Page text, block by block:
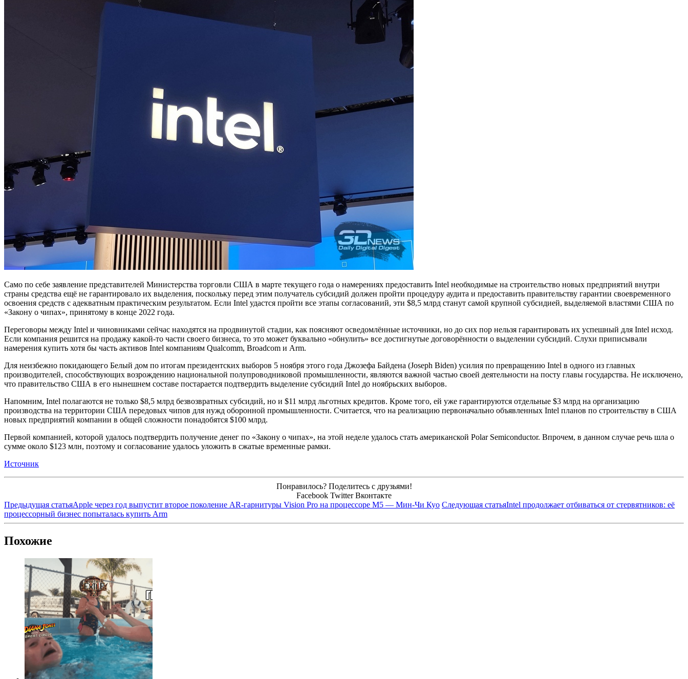
Само по себе заявление представителей Министерства торговли США в марте текущего года о намерениях предоставить Intel необходимые на строительство новых предприятий внутри
страны средства ещё не гарантировало их выделения, поскольку перед этим получатель субсидий должен пройти процедуру аудита и предоставить правительству гарантии своевременного
освоения средств с адекватным практическим результатом. Если Intel удастся пройти все этапы согласований, эти $8,5 млрд станут самой крупной субсидией, выделяемой властями США по
«Закону о чипах», принятому в конце 2022 года.
Переговоры между Intel и чиновниками сейчас находятся на продвинутой стадии, как поясняют осведомлённые источники, но до сих пор нельзя гарантировать их успешный для Intel исход.
Если компания решится на продажу какой-то части своего бизнеса, то это может буквально «обнулить» все достигнутые договорённости о выделении субсидий. Слухи приписывали
намерения купить хотя бы часть активов Intel компаниям Qualcomm, Broadcom и Arm.
Для неизбежно покидающего Белый дом по итогам президентских выборов 5 ноября этого года Джозефа Байдена (Joseph Biden) усилия по превращению Intel в одного из главных
производителей, способствующих возрождению национальной полупроводниковой промышленности, являются важной частью своей деятельности на посту главы государства. Не исключено,
что правительство США в его нынешнем составе постарается подтвердить выделение субсидий Intel до ноябрьских выборов.
Напомним, Intel полагаются не только $8,5 млрд безвозвратных субсидий, но и $11 млрд льготных кредитов. Кроме того, ей уже гарантируются отдельные $3 млрд на организацию
производства на территории США передовых чипов для нужд оборонной промышленности. Считается, что на реализацию первоначально объявленных Intel планов по строительству в США
новых предприятий компании в общей сложности понадобятся $100 млрд.
Первой компанией, которой удалось подтвердить получение денег по «Закону о чипах», на этой неделе удалось стать американской Polar Semiconductor. Впрочем, в данном случае речь шла о
сумме около $123 млн, поэтому и согласование удалось уложить в сжатые временные рамки.
Источник
Понравилось? Поделитесь с друзьями!
Facebook Twitter Вконтакте
Предыдущая статьяApple через год выпустит второе поколение AR-гарнитуры Vision Pro на процессоре M5 — Мин-Чи Куо Следующая статьяIntel продолжает отбиваться от стервятников: её
процессорный бизнес попыталась купить Arm
Похожие